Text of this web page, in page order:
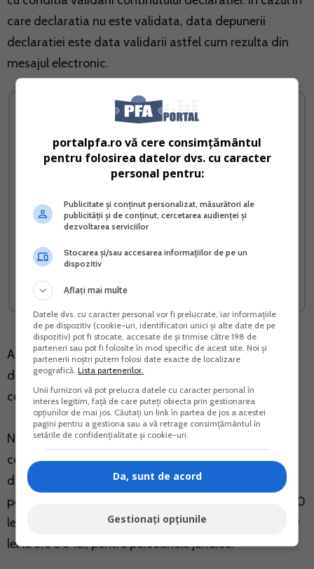
care declaratia nu este validata, data depunerii
declaratiei este data validarii astfel cum rezulta din
mesajul electronic.
3 culturi profitabile - Goji
Merisoare Aronia
Vreau acest produs →
Contabilitatea in partida
simpla
Asadar, in situatia prezentata, data depunerii
declaratiei este data de 26 - data la care s-a validat
continutul declaratiei.
Nedepunerea la termenul legal al declaratiei 100
constituie contraventie conform art. 219 alin. (1) lit. b)
din Codul de procedura fiscala si se sanctioneaza
potrivit alin. (2) lit. d) cu amenda de la 500 lei la 1.000
lei, pentru persoanele fizice, si cu amenda de la 1.000
lei la 5.000 lei, pentru persoanele juridice.
portalpfa.ro vă cere consimțământul
pentru folosirea datelor dvs. cu caracter
personal pentru:
Publicitate și conținut personalizat, măsurători ale
publicității și de conținut, cercetarea audienței și
dezvoltarea serviciilor
Stocarea și/sau accesarea informațiilor de pe un
dispozitiv
Aflați mai multe
Datele dvs. cu caracter personal vor fi prelucrate, iar informațiile
de pe dispozitiv (cookie-uri, identificatori unici și alte date de pe
dispozitiv) pot fi stocate, accesate de și trimise către 198 de
parteneri sau pot fi folosite în mod specific de acest site. Noi și
partenerii noștri putem folosi date exacte de localizare
geografică.Lista partenerilor.
Unii furnizori vă pot prelucra datele cu caracter personal în
interes legitim, față de care puteți obiecta prin gestionarea
opțiunilor de mai jos. Căutați un link în partea de jos a acestei
pagini pentru a gestiona sau a vă retrage consimțământul în
setările de confidențialitate și cookie-uri.
Da, sunt de acord
Gestionați opțiunile